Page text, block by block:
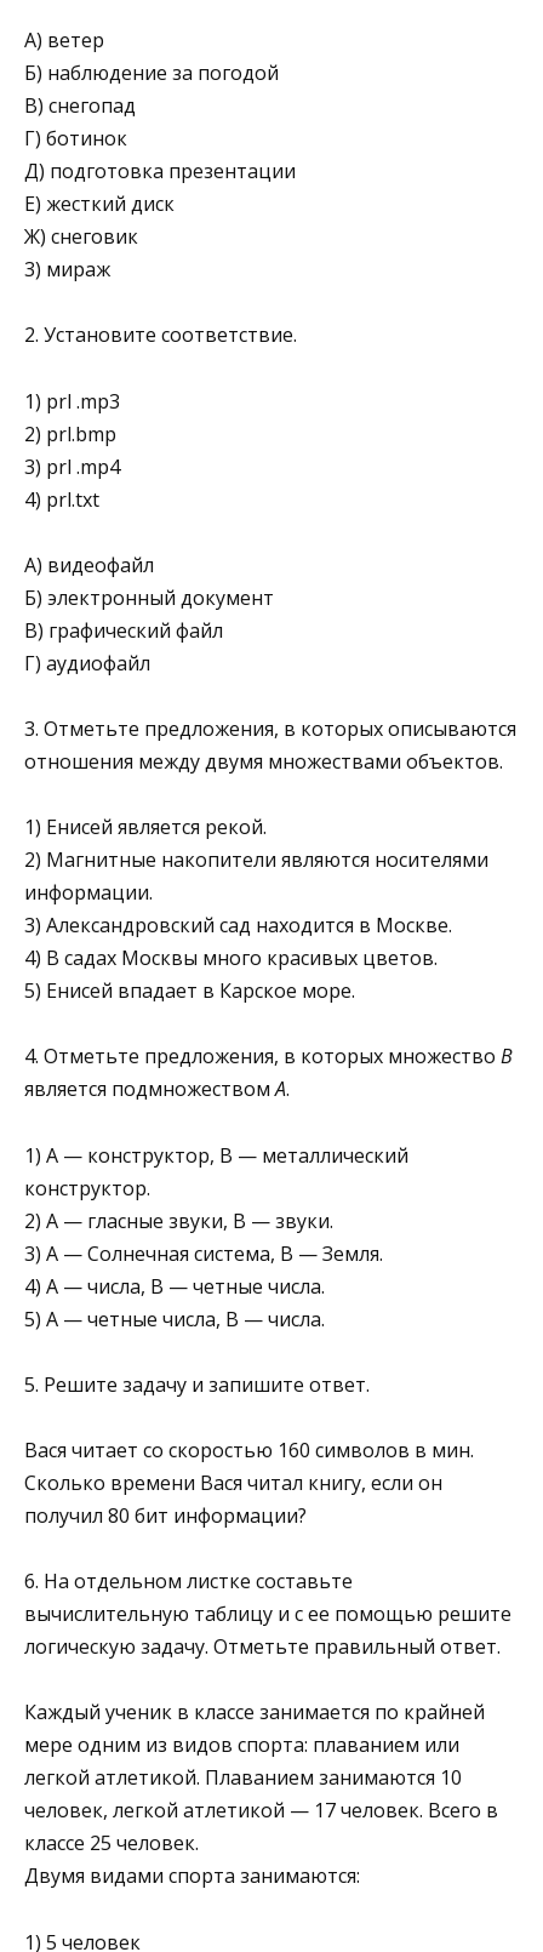
А) ветер
Б) наблюдение за погодой
В) снегопад
Г) ботинок
Д) подготовка презентации
Е) жесткий диск
Ж) снеговик
3) мираж
2. Установите соответствие.
1) prl .mp3
2) prl.bmp
3) prl .mp4
4) prl.txt
А) видеофайл
Б) электронный документ
В) графический файл
Г) аудиофайл
3. Отметьте предложения, в которых описываются
отно­шения между двумя множествами объектов.
1) Енисей является рекой.
2) Магнитные накопители являются носителями
информации.
3) Александровский сад находится в Москве.
4) В садах Москвы много красивых цветов.
5) Енисей впадает в Карское море.
4. Отметьте предложения, в которых множество В
явля­ется подмножествомА.
1) А — конструктор, В — металлический
конструктор.
2) А — гласные звуки, В — звуки.
3) А — Солнечная система, В — Земля.
4) А — числа, В — четные числа.
5) А — четные числа, В — числа.
5. Решите задачу и запишите ответ.
Вася читает со скоростью 160 символов в мин.
Сколь­ко времени Вася читал книгу, если он
получил 80 бит ин­формации?
6. На отдельном листке составьте
вычислительную табли­цу и с ее помощью решите
логическую задачу. Отметьте правильный ответ.
Каждый ученик в классе занимается по крайней
мере одним из видов спорта: плаванием или
легкой атлетикой. Плаванием занимаются 10
человек, легкой атлетикой — 17 человек. Всего в
классе 25 человек.
Двумя видами спорта занимаются:
1) 5 человек